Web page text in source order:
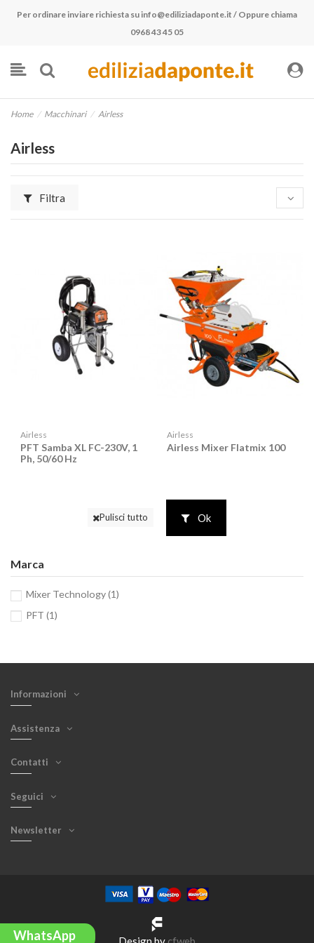
WhatsApp
Per ordinare inviare richiesta su info@ediliziadaponte.it / Oppure chiama
0968 43 45 05
Home Macchinari Airless
Airless
Filtra
Airless
PFT Samba XL FC-230V, 1
Ph, 50/60 Hz
Airless
Airless Mixer Flatmix 100
Pulisci tutto Ok
Marca
Mixer Technology(1)
PFT (1)
Informazioni
Assistenza
Contatti
Seguici
Newsletter